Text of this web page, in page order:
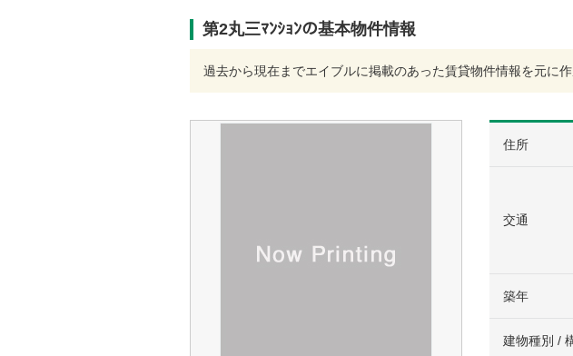
第2丸三ﾏﾝｼｮﾝの基本物件情報
過去から現在までエイブルに掲載のあった賃貸物件情報を元に作
住所
交通
築年
建物種別 /